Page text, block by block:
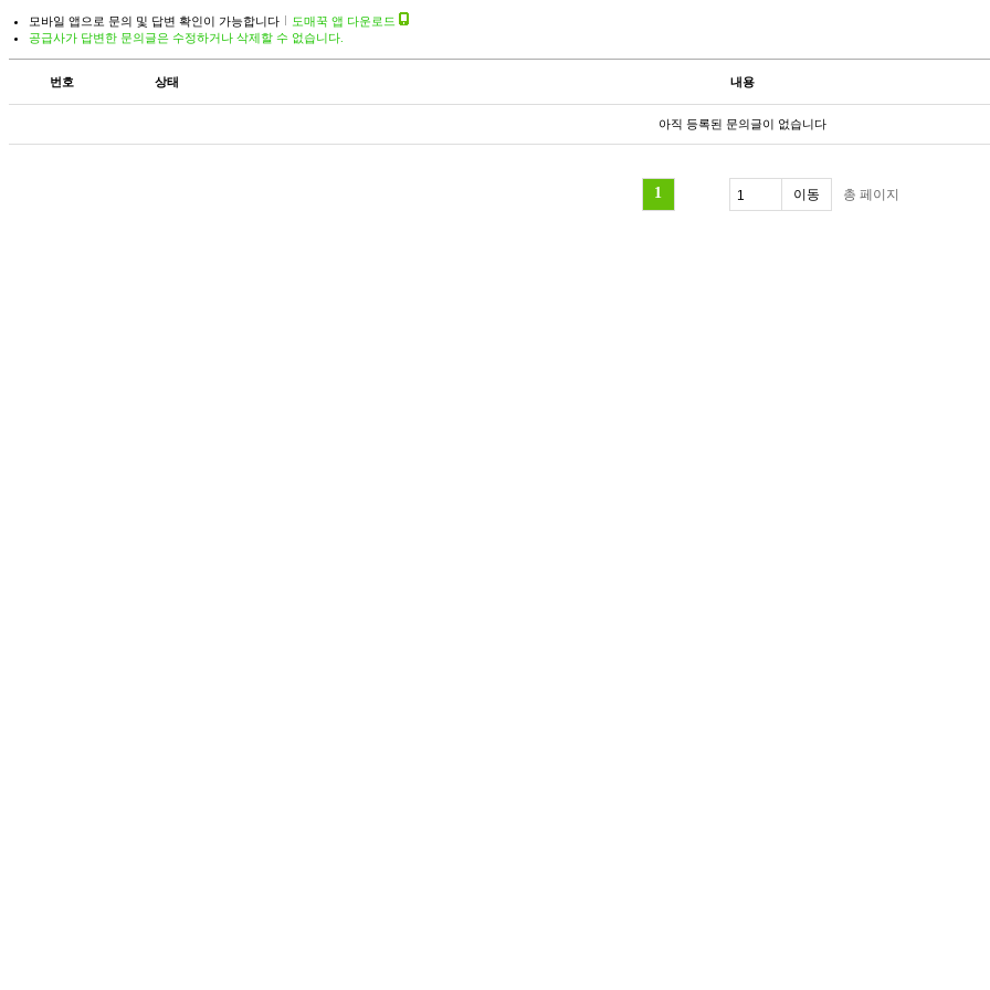
모바일 앱으로 문의 및 답변 확인이 가능합니다
도매꾹 앱 다운로드
공급사가 답변한 문의글은 수정하거나 삭제할 수 없습니다.
번호 상태 내용
아직 등록된 문의글이 없습니다
1 총 페이지